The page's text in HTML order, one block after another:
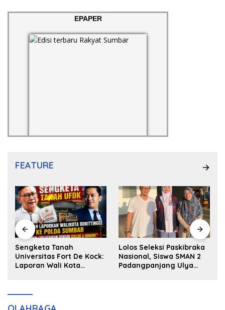
EPAPER
FEATURE
Sengketa Tanah
Universitas Fort De Kock:
Laporan Wali Kota
Lolos Seleksi Paskibraka
Nasional, Siswa SMAN 2
Padangpanjang Ulya